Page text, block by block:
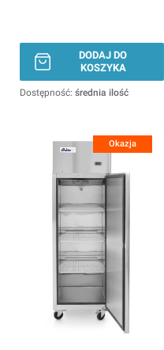
DODAJ DO
KOSZYKA
Dostępność: średnia ilość
Okazja